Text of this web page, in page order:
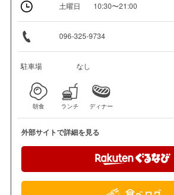
土曜日 10:30〜21:00
096-325-9734
駐車場 なし
朝食 ランチ ディナー
外部サイトで詳細を見る